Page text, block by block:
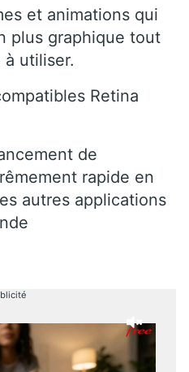
et animations qui
plus graphique tout
utiliser.
Retina
de
rapide en
autres applications